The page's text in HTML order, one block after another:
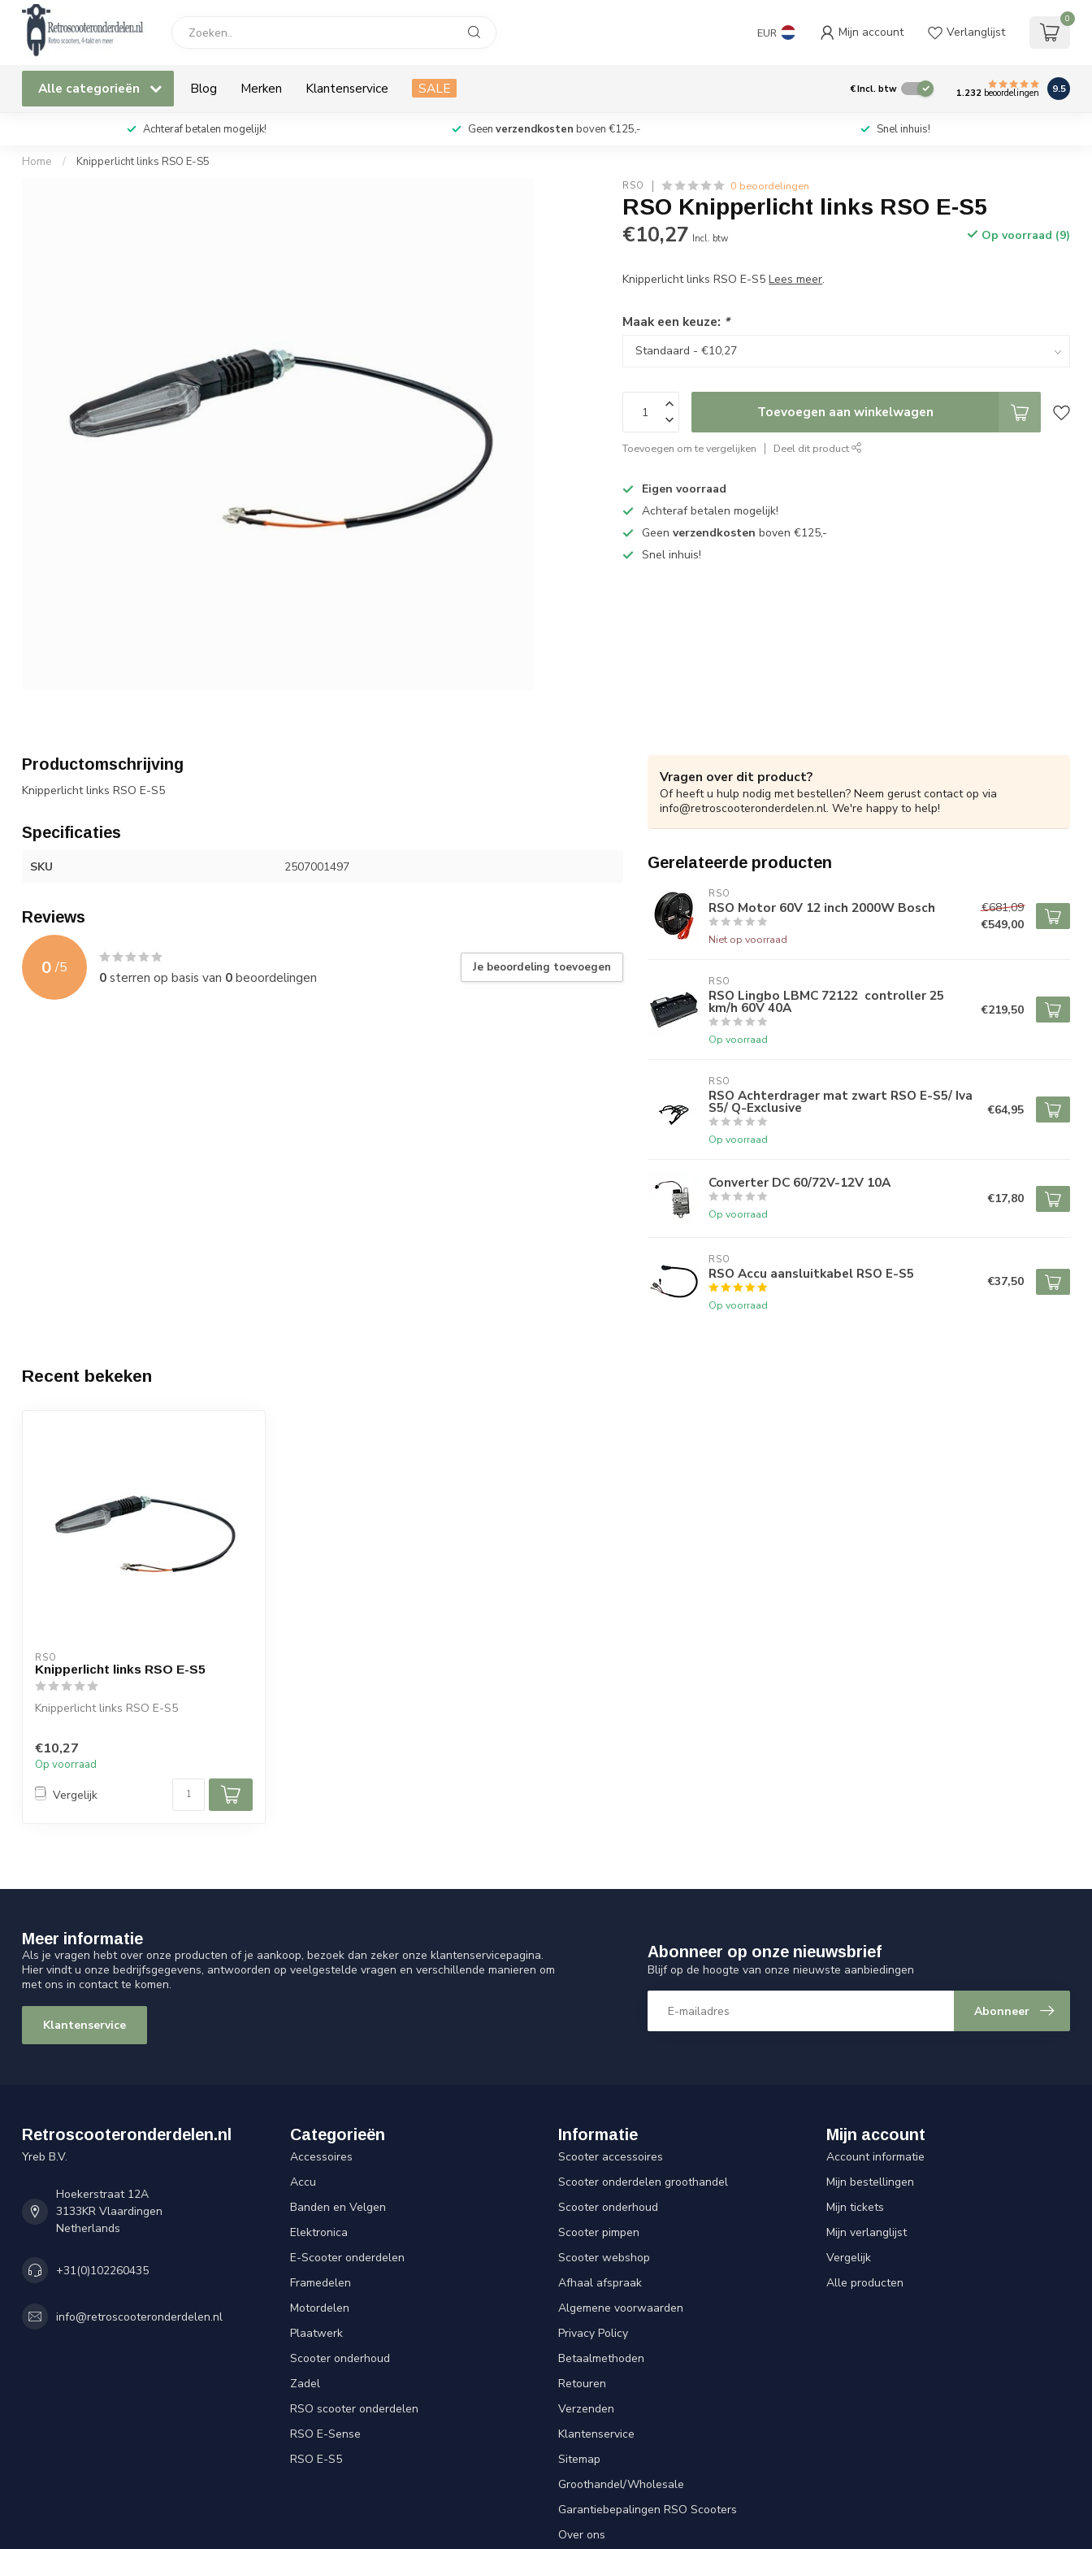
EUR Mijn account Verlanglijst
0
Alle categorieën Blog Merken Klantenservice SALE €Incl. btw 1.232 beoordelingen 9.5
Achteraf betalen mogelijk! Geen verzendkosten boven €125,- Snel inhuis!
Home / Knipperlicht links RSO E-S5
RSO 0 beoordelingen
RSO Knipperlicht links RSO E-S5
€10,27 Incl. btw Op voorraad (9)
Knipperlicht links RSO E-S5Lees meer.
Maak een keuze: *
Toevoegen aan winkelwagen
Toevoegen om te vergelijken Deel dit product
Eigen voorraad
Achteraf betalen mogelijk!
Geenverzendkosten boven €125,-
Snel inhuis!
Productomschrijving
Knipperlicht links RSO E-S5
Specificaties
SKU 2507001497
Reviews
0 /5
0sterren op basis van 0beoordelingen
Je beoordeling toevoegen
Vragen over dit product?
Of heeft u hulp nodig met bestellen? Neem gerust contact op via
info@retroscooteronderdelen.nl. We're happy to help!
Gerelateerde producten
RSO
RSO Motor 60V 12 inch 2000W Bosch
Niet op voorraad
€681,09
€549,00
RSO
RSO Lingbo LBMC 72122 controller 25
km/h 60V 40A
Op voorraad
€219,50
RSO
RSO Achterdrager mat zwart RSO E-S5/ Iva
S5/ Q-Exclusive
Op voorraad
€64,95
Converter DC 60/72V-12V 10A
Op voorraad
€17,80
RSO
RSO Accu aansluitkabel RSO E-S5
Op voorraad
€37,50
Recent bekeken
RSO
Knipperlicht links RSO E-S5
Knipperlicht links RSO E-S5
€10,27
Op voorraad
Vergelijk
Meer informatie
Als je vragen hebt over onze producten of je aankoop, bezoek dan zeker onze klantenservicepagina.
Hier vindt u onze bedrijfsgegevens, antwoorden op veelgestelde vragen en verschillende manieren om
met ons in contact te komen.
Klantenservice
Abonneer op onze nieuwsbrief
Blijf op de hoogte van onze nieuwste aanbiedingen
Abonneer
Retroscooteronderdelen.nl
Yreb B.V.
Hoekerstraat 12A
3133KR Vlaardingen
Netherlands
+31(0)102260435
info@retroscooteronderdelen.nl
Categorieën
Accessoires
Accu
Banden en Velgen
Elektronica
E-Scooter onderdelen
Framedelen
Motordelen
Plaatwerk
Scooter onderhoud
Zadel
RSO scooter onderdelen
RSO E-Sense
RSO E-S5
Informatie
Scooter accessoires
Scooter onderdelen groothandel
Scooter onderhoud
Scooter pimpen
Scooter webshop
Afhaal afspraak
Algemene voorwaarden
Privacy Policy
Betaalmethoden
Retouren
Verzenden
Klantenservice
Sitemap
Groothandel/Wholesale
Garantiebepalingen RSO Scooters
Over ons
Mijn account
Account informatie
Mijn bestellingen
Mijn tickets
Mijn verlanglijst
Vergelijk
Alle producten